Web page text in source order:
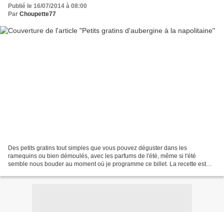
Publié le 16/07/2014 à 08:00
Par Choupette77
Des petits gratins tout simples que vous pouvez déguster dans les
ramequins ou bien démoulés, avec les parfums de l'été, même si l'été
semble nous bouder au moment où je programme ce billet. La recette est